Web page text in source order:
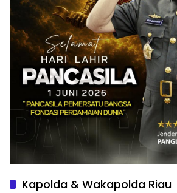
Kapolda & Wakapolda Riau